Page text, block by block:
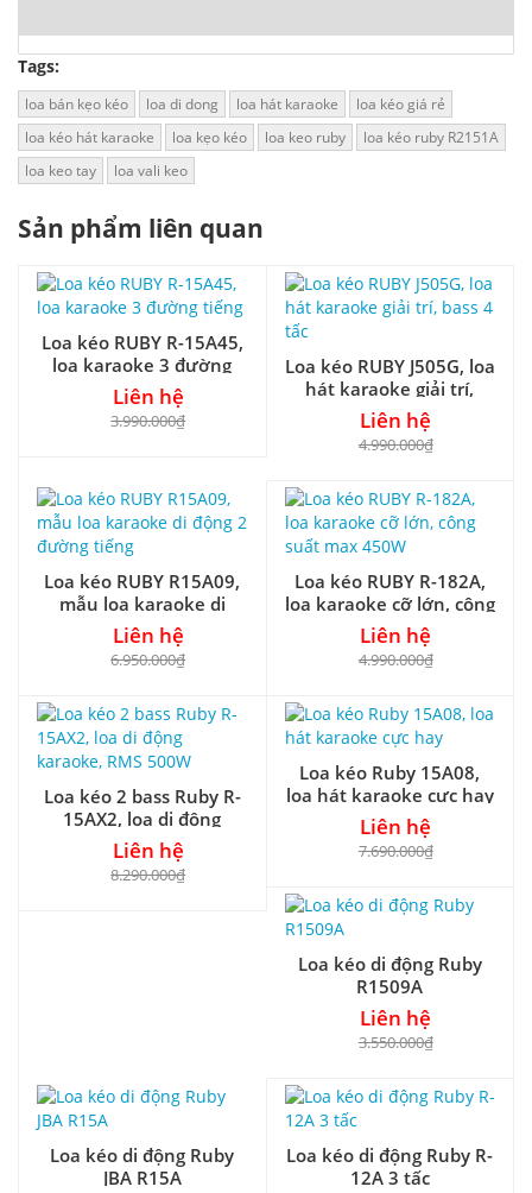
Tags:
loa bán kẹo kéo loa di dong loa hát karaoke
loa kéo giá rẻ
loa kéo hát karaoke
loa kẹo kéo loa keo ruby
loa kéo ruby R2151A
loa keo tay
loa vali keo
Sản phẩm liên quan
Loa kéo RUBY R-15A45,
loa karaoke 3 đường
tiếng
Liên hệ
3.990.000₫
Loa kéo RUBY J505G, loa
hát karaoke giải trí,
bass 4 tấc
Liên hệ
4.990.000₫
Loa kéo RUBY R15A09,
mẫu loa karaoke di
động 2 đường tiếng
Liên hệ
6.950.000₫
Loa kéo RUBY R-182A,
loa karaoke cỡ lớn, công
suất max 450W
Liên hệ
4.990.000₫
Loa kéo 2 bass Ruby R-
15AX2, loa di động
karaoke, RMS 500W
Liên hệ
8.290.000₫
Loa kéo Ruby 15A08,
loa hát karaoke cực hay
Liên hệ
7.690.000₫
Loa kéo di động Ruby
R1509A
Liên hệ
3.550.000₫
Loa kéo di động Ruby
JBA R15A
Loa kéo di động Ruby R-
12A 3 tấc